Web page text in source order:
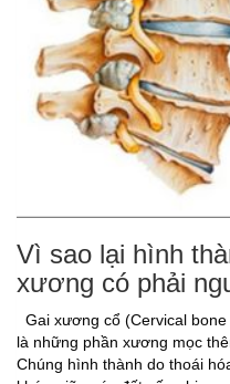
Vì sao lại hình
xương có phải
Gai xương cổ (Cervical
là những phần xương mọc
Chúng hình thành do thoái